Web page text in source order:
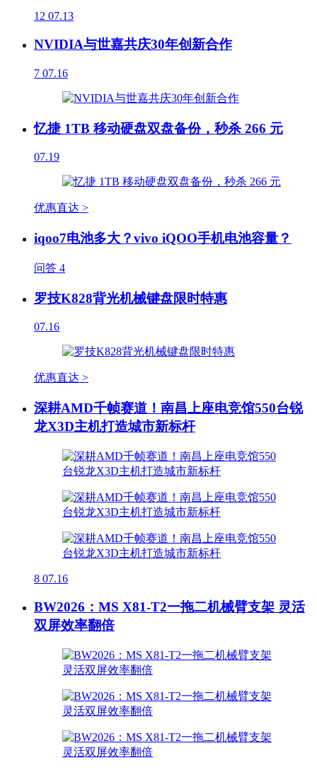
12 07.13
NVIDIA与世嘉共庆30年创新合作
7 07.16
忆捷 1TB 移动硬盘双盘备份，秒杀 266 元
07.19
优惠直达 >
iqoo7电池多大？vivo iQOO手机电池容量？
问答 4
罗技K828背光机械键盘限时特惠
07.16
优惠直达 >
深耕AMD千帧赛道！南昌上座电竞馆550台锐
龙X3D主机打造城市新标杆
8 07.16
BW2026：MS X81-T2一拖二机械臂支架 灵活
双屏效率翻倍